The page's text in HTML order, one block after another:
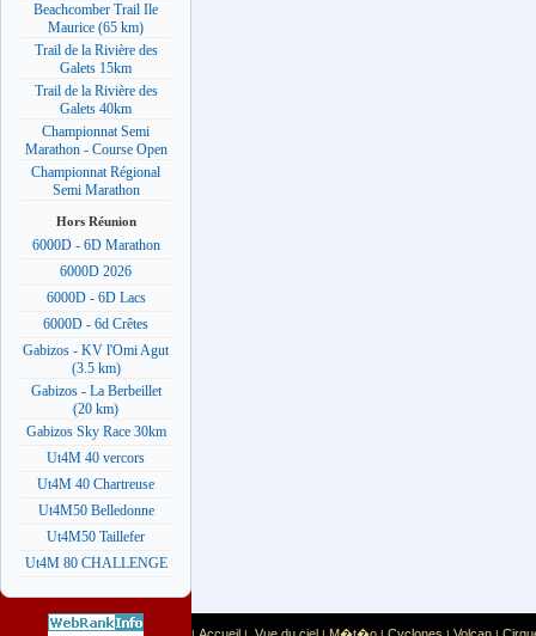
Beachcomber Trail Ile
Maurice (65 km)
Trail de la Rivière des
Galets 15km
Trail de la Rivière des
Galets 40km
Championnat Semi
Marathon - Course Open
Championnat Régional
Semi Marathon
Hors Réunion
6000D - 6D Marathon
6000D 2026
6000D - 6D Lacs
6000D - 6d Crêtes
Gabizos - KV l'Omi Agut
(3.5 km)
Gabizos - La Berbeillet
(20 km)
Gabizos Sky Race 30km
Ut4M 40 vercors
Ut4M 40 Chartreuse
Ut4M50 Belledonne
Ut4M50 Taillefer
Ut4M 80 CHALLENGE